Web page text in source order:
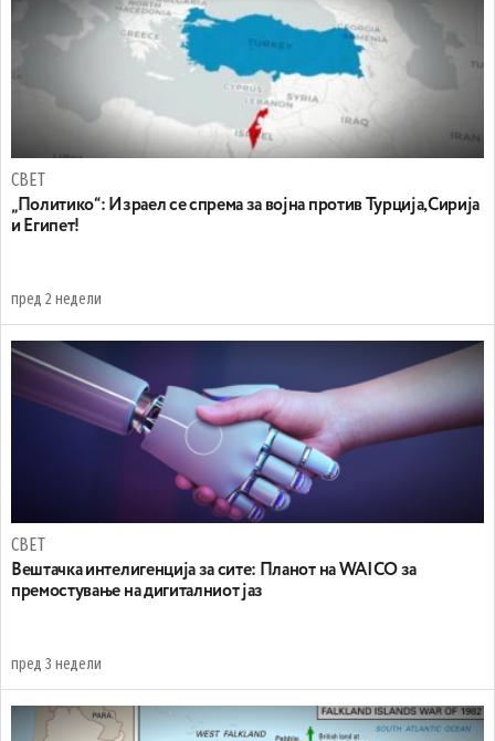
СВЕТ
„Политико“: Израел се спрема за војна против Турција,Сирија
и Египет!
пред 2 недели
СВЕТ
Вештачка интелигенција за сите: Планот на WAICO за
премостување на дигиталниот јаз
пред 3 недели